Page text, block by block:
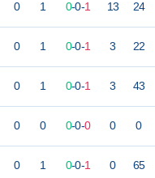
0 1 0-0-1 13 24
0 1 0-0-1 3 22
0 1 0-0-1 3 43
0 0 0-0-0 0 0
0 1 0-0-1 0 65